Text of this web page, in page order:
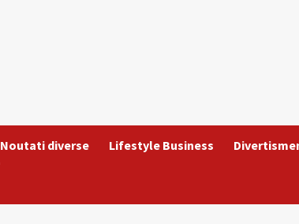
Noutati diverse Lifestyle Business